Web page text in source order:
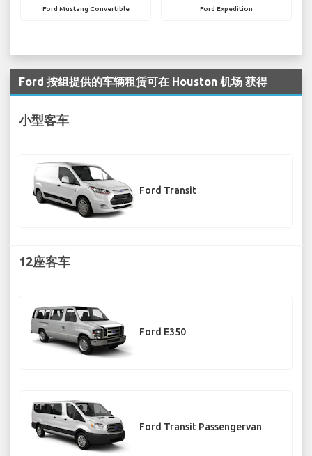
Ford Mustang Convertible Ford Expedition
Ford 按组提供的车辆租赁可在 Houston 机场 获得
小型客车
Ford Transit
12座客车
Ford E350
Ford Transit Passengervan